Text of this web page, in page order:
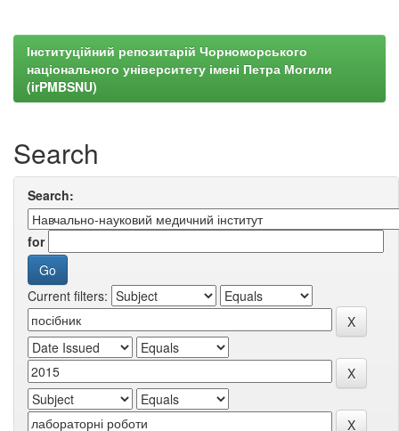
Інституційний репозитарій Чорноморського
національного університету імені Петра Могили
(irPMBSNU)
Search
Search:
for
Current filters: